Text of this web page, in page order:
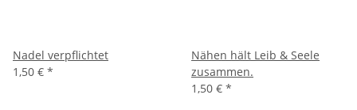
Nadel verpflichtet
1,50 € *
Nähen hält Leib & Seele
zusammen.
1,50 € *